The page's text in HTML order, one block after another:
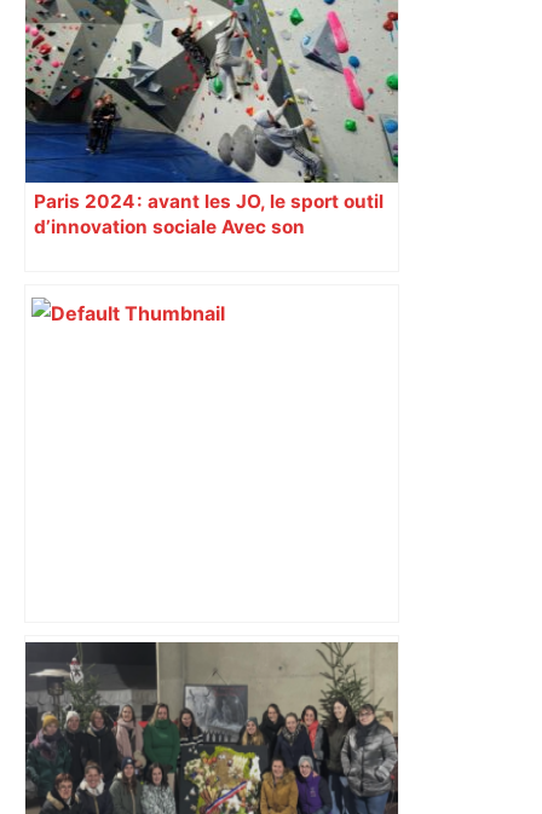
Paris 2024 : avant les JO, le sport outil
d’innovation sociale Avec son
soutient depuis deux ans des
centaines de projets à vocation sociale.
DIRECT. Colère des agriculteurs :
mobilisation agricole à Toulouse ce
samedi, 113 vaches abattues en Ariège
– ladepeche.fr